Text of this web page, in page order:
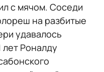
с мячом. Соседи
на разбитые
удавалось
лет Роналду